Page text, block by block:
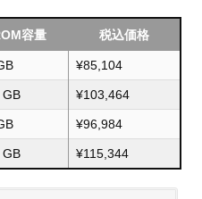
容量 税込価格
¥85,104
GB ¥103,464
¥96,984
GB ¥115,344